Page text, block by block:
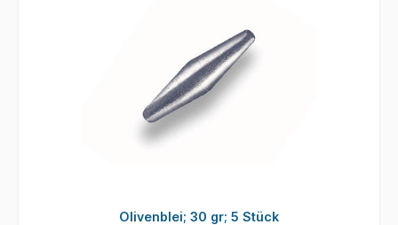
Olivenblei; 30 gr; 5 Stück